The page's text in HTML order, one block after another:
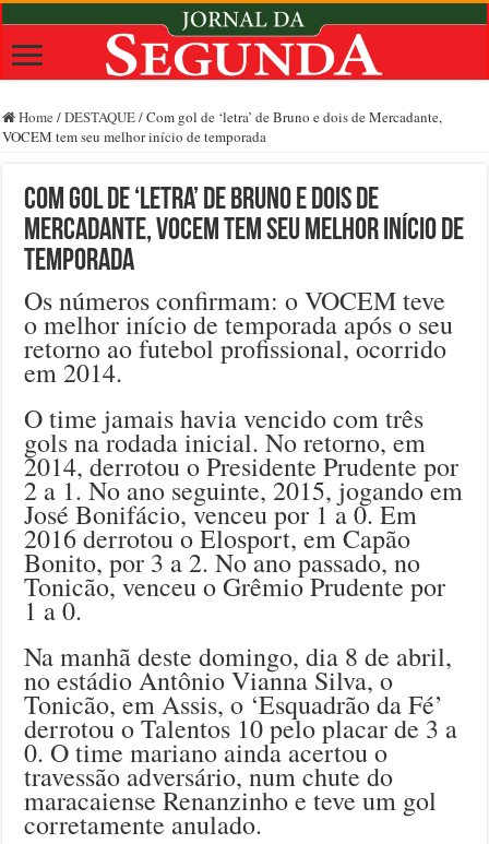
Home /DESTAQUE/Com gol de ‘letra’ de Bruno e dois de Mercadante,
VOCEM tem seu melhor início de temporada
Com gol de ‘letra’ de Bruno e dois de
Mercadante, VOCEM tem seu melhor início de
temporada
Os números confirmam: o VOCEM teve
o melhor início de temporada após o seu
retorno ao futebol profissional, ocorrido
em 2014.
O time jamais havia vencido com três
gols na rodada inicial. No retorno, em
2014, derrotou o Presidente Prudente por
2 a 1. No ano seguinte, 2015, jogando em
José Bonifácio, venceu por 1 a 0. Em
2016 derrotou o Elosport, em Capão
Bonito, por 3 a 2. No ano passado, no
Tonicão, venceu o Grêmio Prudente por
1 a 0.
Na manhã deste domingo, dia 8 de abril,
no estádio Antônio Vianna Silva, o
Tonicão, em Assis, o ‘Esquadrão da Fé’
derrotou o Talentos 10 pelo placar de 3 a
0. O time mariano ainda acertou o
travessão adversário, num chute do
maracaiense Renanzinho e teve um gol
corretamente anulado.